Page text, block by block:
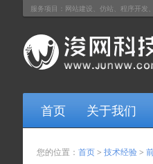
服务项目：网站建设、仿站、程序开发
首页 关于我们
您的位置： 首页> 技术经验>